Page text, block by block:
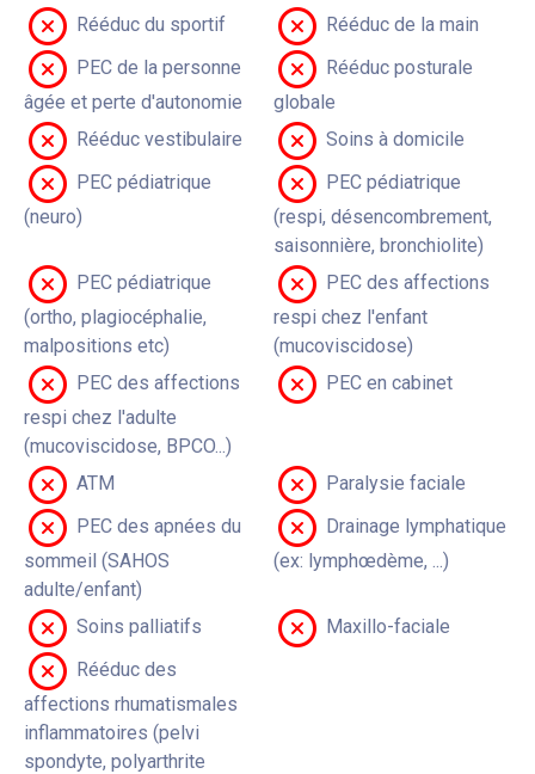
Rééduc du sportif
Rééduc de la main
PEC de la personne
âgée et perte d'autonomie
Rééduc posturale
globale
Rééduc vestibulaire
Soins à domicile
PEC pédiatrique
(neuro)
PEC pédiatrique
(respi, désencombrement,
saisonnière, bronchiolite)
PEC pédiatrique
(ortho, plagiocéphalie,
malpositions etc)
PEC des affections
respi chez l'enfant
(mucoviscidose)
PEC des affections
respi chez l'adulte
(mucoviscidose, BPCO...)
PEC en cabinet
ATM
Paralysie faciale
PEC des apnées du
sommeil (SAHOS
adulte/enfant)
Drainage lymphatique
(ex: lymphœdème, ...)
Soins palliatifs
Maxillo-faciale
Rééduc des
affections rhumatismales
inflammatoires (pelvi
spondyte, polyarthrite